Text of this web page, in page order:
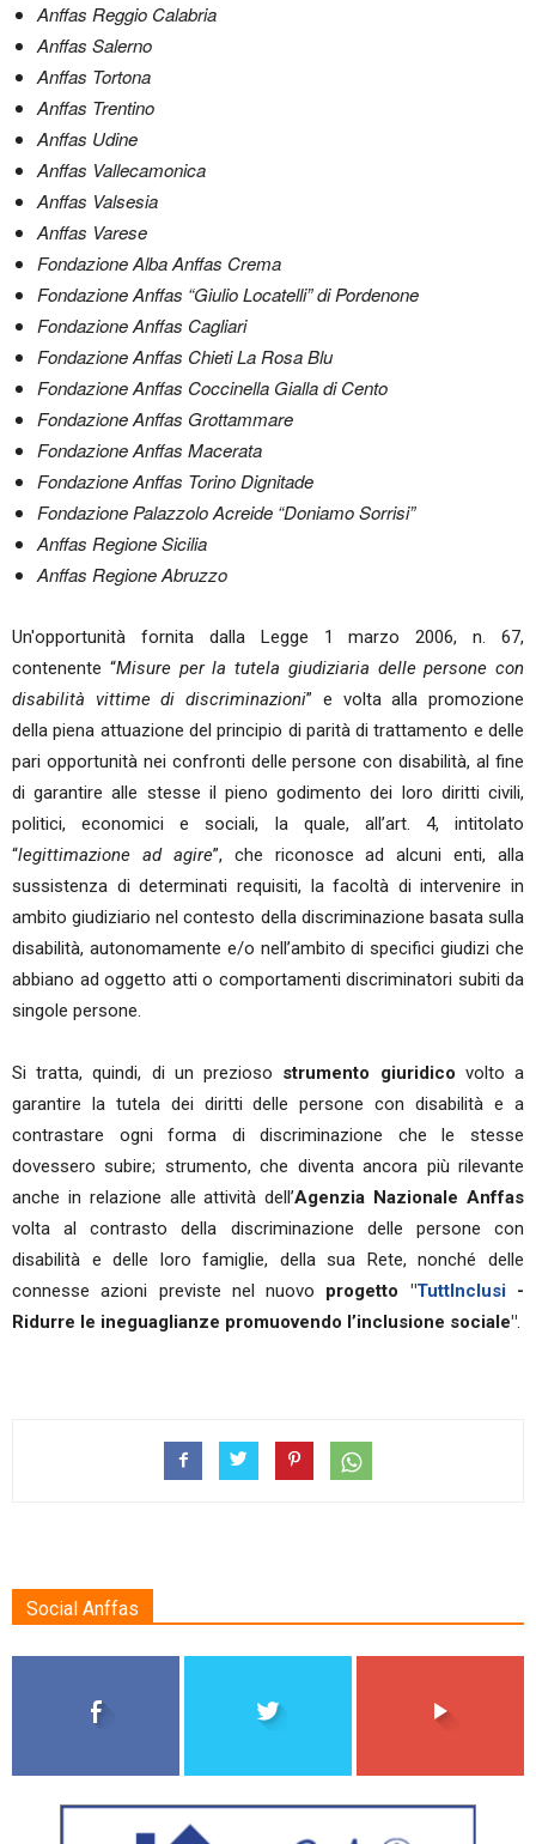
Anffas Reggio Calabria
Anffas Salerno
Anffas Tortona
Anffas Trentino
Anffas Udine
Anffas Vallecamonica
Anffas Valsesia
Anffas Varese
Fondazione Alba Anffas Crema
Fondazione Anffas “Giulio Locatelli” di Pordenone
Fondazione Anffas Cagliari
Fondazione Anffas Chieti La Rosa Blu
Fondazione Anffas Coccinella Gialla di Cento
Fondazione Anffas Grottammare
Fondazione Anffas Macerata
Fondazione Anffas Torino Dignitade
Fondazione Palazzolo Acreide “Doniamo Sorrisi”
Anffas Regione Sicilia
Anffas Regione Abruzzo
Un'opportunità fornita dalla Legge 1 marzo 2006, n. 67,
contenente “Misure per la tutela giudiziaria delle persone con
disabilità vittime di discriminazioni” e volta alla promozione
della piena attuazione del principio di parità di trattamento e delle
pari opportunità nei confronti delle persone con disabilità, al fine
di garantire alle stesse il pieno godimento dei loro diritti civili,
politici, economici e sociali, la quale, all’art. 4, intitolato
“legittimazione ad agire”, che riconosce ad alcuni enti, alla
sussistenza di determinati requisiti, la facoltà di intervenire in
ambito giudiziario nel contesto della discriminazione basata sulla
disabilità, autonomamente e/o nell’ambito di specifici giudizi che
abbiano ad oggetto atti o comportamenti discriminatori subiti da
singole persone.
Si tratta, quindi, di un prezioso strumento giuridico volto a
garantire la tutela dei diritti delle persone con disabilità e a
contrastare ogni forma di discriminazione che le stesse
dovessero subire; strumento, che diventa ancora più rilevante
anche in relazione alle attività dell’Agenzia Nazionale Anffas
volta al contrasto della discriminazione delle persone con
disabilità e delle loro famiglie, della sua Rete, nonché delle
connesse azioni previste nel nuovo
progetto "TuttInclusi-
Ridurre le ineguaglianze promuovendo l’inclusione sociale".
Social Anffas